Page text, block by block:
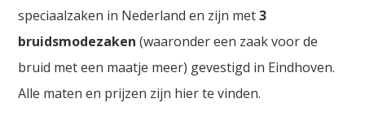
speciaalzaken in Nederland en zijn met3
bruidsmodezaken (waaronder een zaak voor de
bruid met een maatje meer) gevestigd in Eindhoven.
Alle maten en prijzen zijn hier te vinden.